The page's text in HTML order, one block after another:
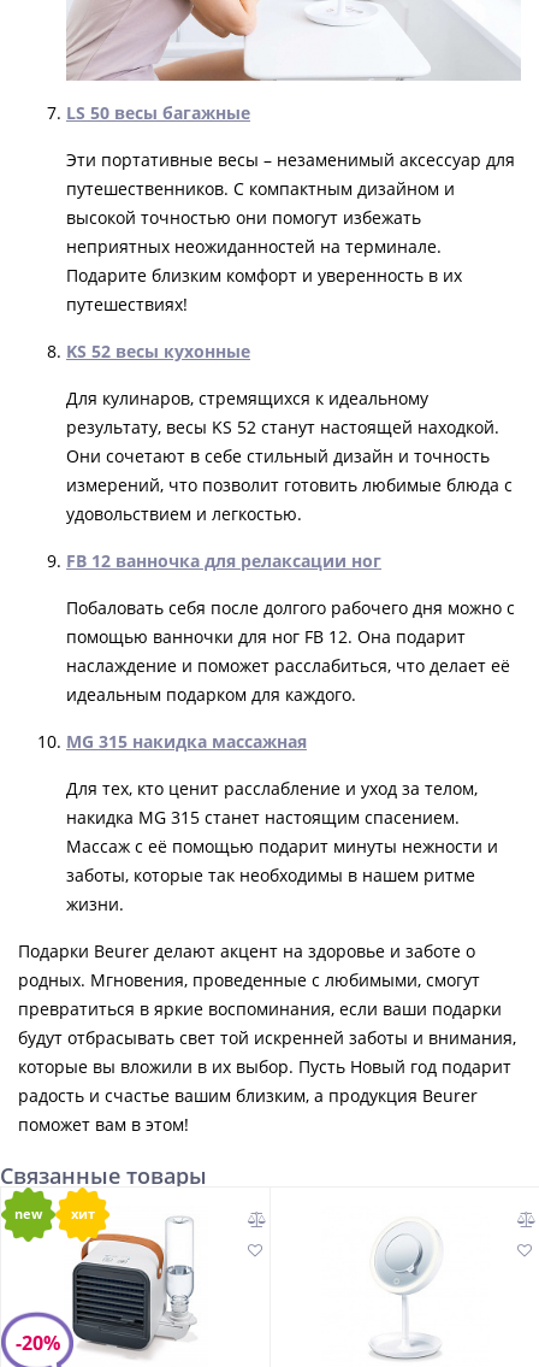
LS 50 весы багажные
Эти портативные весы – незаменимый аксессуар для
путешественников. С компактным дизайном и
высокой точностью они помогут избежать
неприятных неожиданностей на терминале.
Подарите близким комфорт и уверенность в их
путешествиях!
KS 52 весы кухонные
Для кулинаров, стремящихся к идеальному
результату, весы KS 52 станут настоящей находкой.
Они сочетают в себе стильный дизайн и точность
измерений, что позволит готовить любимые блюда с
удовольствием и легкостью.
FB 12 ванночка для релаксации ног
Побаловать себя после долгого рабочего дня можно с
помощью ванночки для ног FB 12. Она подарит
наслаждение и поможет расслабиться, что делает её
идеальным подарком для каждого.
MG 315 накидка массажная
Для тех, кто ценит расслабление и уход за телом,
накидка MG 315 станет настоящим спасением.
Массаж с её помощью подарит минуты нежности и
заботы, которые так необходимы в нашем ритме
жизни.
Подарки Beurer делают акцент на здоровье и заботе о
родных. Мгновения, проведенные с любимыми, смогут
превратиться в яркие воспоминания, если ваши подарки
будут отбрасывать свет той искренней заботы и внимания,
которые вы вложили в их выбор. Пусть Новый год подарит
радость и счастье вашим близким, а продукция Beurer
поможет вам в этом!
Связанные товары
new хит
-20%